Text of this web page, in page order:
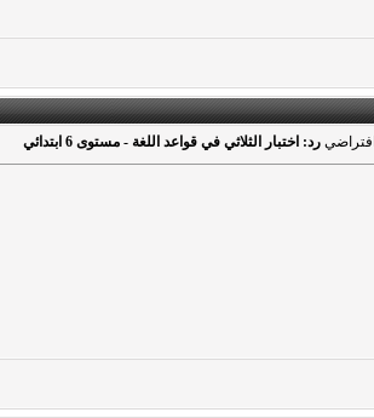
رد: اختبار الثلاثي في قواعد اللغة - مستوى 6 ابتدائي